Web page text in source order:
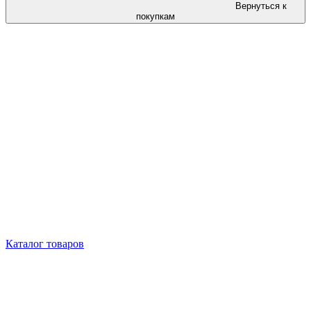
Вернуться к
покупкам
Каталог товаров